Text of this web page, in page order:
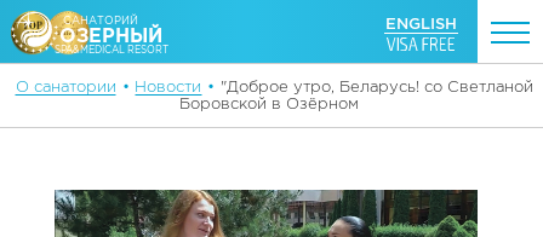
САНАТОРИЙ
ОЗЕРНЫЙ
SPA&MEDICAL RESORT
ENGLISH
О санатории • Новости • "Доброе утро, Беларусь! со Светланой
Боровской в Озёрном